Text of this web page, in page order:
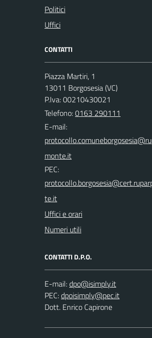
Politici
Uffici
CONTATTI
Piazza Martiri, 1
13011 Borgosesia (VC)
P.Iva: 00210430021
Telefono:0163 290111
E-mail:
PEC:
Uffici e orari
Numeri utili
CONTATTI D.P.O.
E-mail:
PEC:
Dott. Enrico Capirone